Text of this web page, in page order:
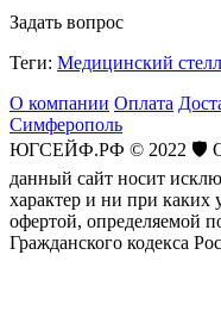
Задать вопрос
Теги: Медицинский
О компании Оплата
Симферополь
ЮГСЕЙФ.РФ © 2022 🛡️
данный сайт носит
характер и ни при каких
офертой, определяемой
Гражданского кодекса